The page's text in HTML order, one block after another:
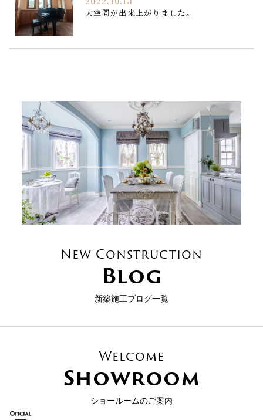
大空間が出来上がりました。
New Construction
Blog
新築施工ブログ一覧
Welcome
Showroom
ショールームのご案内